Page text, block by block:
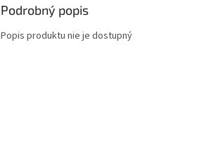
Podrobný popis
Popis produktu nie je dostupný